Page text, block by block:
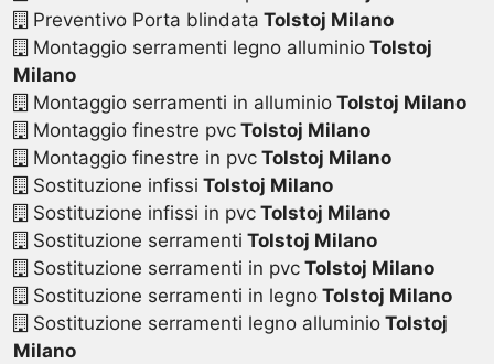
Preventivo Porta blindata Tolstoj Milano
Montaggio serramenti legno alluminioTolstoj
Milano
Montaggio serramenti in alluminioTolstoj Milano
Montaggio finestre pvcTolstoj Milano
Montaggio finestre in pvcTolstoj Milano
Sostituzione infissi Tolstoj Milano
Sostituzione infissi in pvcTolstoj Milano
Sostituzione serramenti Tolstoj Milano
Sostituzione serramenti in pvcTolstoj Milano
Sostituzione serramenti in legnoTolstoj Milano
Sostituzione serramenti legno alluminioTolstoj
Milano